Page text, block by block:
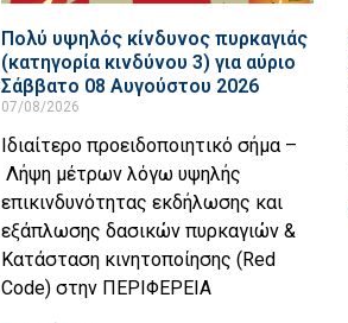
Πολύ υψηλός κίνδυνος πυρκαγιάς
(κατηγορία κινδύνου 3) για αύριο
Σάββατο 08 Αυγούστου 2026
07/08/2026
Ιδιαίτερο προειδοποιητικό σήμα –
Λήψη μέτρων λόγω υψηλής
επικινδυνότητας εκδήλωσης και
εξάπλωσης δασικών πυρκαγιών &
Κατάσταση κινητοποίησης (Red
Code) στην ΠΕΡΙΦΕΡΕΙΑ